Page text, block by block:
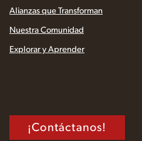
Alianzas que Transforman
Nuestra Comunidad
Explorar y Aprender
¡Contáctanos!